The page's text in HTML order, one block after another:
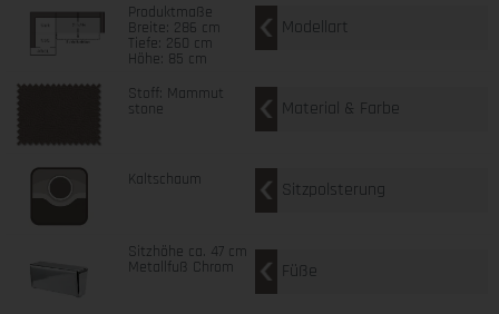
Produktmaße
Breite: 286 cm
Tiefe: 260 cm
Höhe: 85 cm
Modellart
Stoff: Mammut
stone Material & Farbe
Kaltschaum Sitzpolsterung
Sitzhöhe ca. 47 cm
Metallfuß Chrom Füße